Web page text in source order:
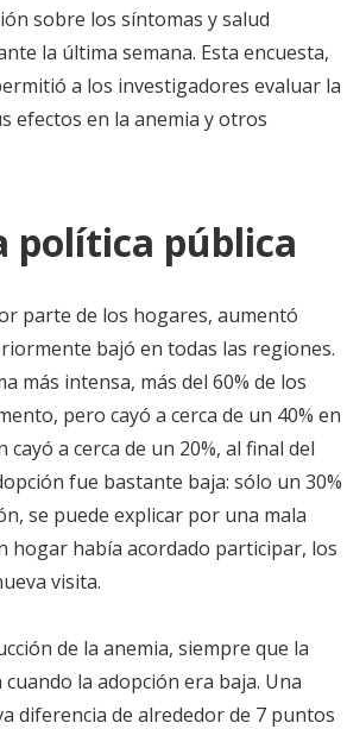
sobre los síntomas y salud
la última semana. Esta encuesta,
a los investigadores evaluar la
efectos en la anemia y otros
política pública
parte de los hogares, aumentó
bajó en todas las regiones.
más intensa, más del 60% de los
pero cayó a cerca de un 40% en
a cerca de un 20%, al final del
fue bastante baja: sólo un 30%
se puede explicar por una mala
hogar había acordado participar, los
visita.
de la anemia, siempre que la
la adopción era baja. Una
diferencia de alrededor de 7 puntos